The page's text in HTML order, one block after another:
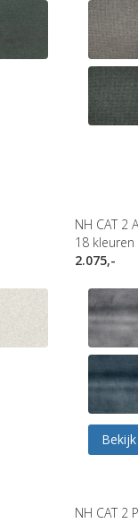
NH CAT 2
18 kleuren
2.075,-
NH CAT 2